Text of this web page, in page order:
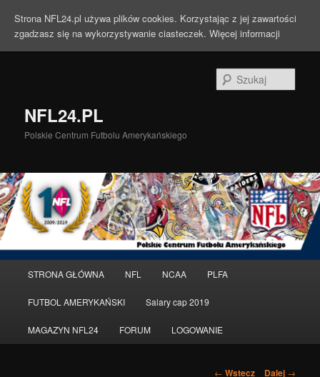
NFL24.PL
Polskie Centrum Futbolu Amerykańskiego
główne
Przeskocz
do
tekstu
STRONA GŁÓWNA NFL NCAA PLFA
FUTBOL AMERYKAŃSKI Salary cap 2019
MAGAZYN NFL24 FORUM LOGOWANIE
Nawigacja
← Wstecz Dalej →
Strona NFL24.pl używa plików cookies. Korzystając z jej zawartości
zgadzasz się na wykorzystywanie ciasteczek. Więcej informacji